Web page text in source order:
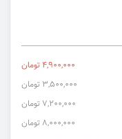
4,900,000 تومان
3,500,000 تومان
7,200,000 تومان
8,000,000 تومان